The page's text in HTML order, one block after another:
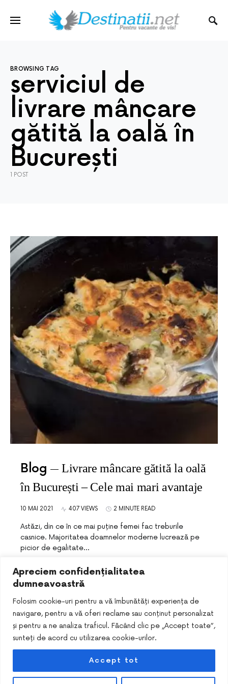
Apreciem confidențialitatea
dumneavoastră
Folosim cookie-uri pentru a vă îmbunătăți experiența de
navigare, pentru a vă oferi reclame sau conținut personalizat
și pentru a ne analiza traficul. Făcând clic pe „Accept toate”,
sunteți de acord cu utilizarea cookie-urilor.
Accept tot
BROWSING TAG
serviciul de
livrare mâncare
gătită la oală în
București
1 POST
Blog
Livrare mâncare gătită la oală
în București – Cele mai mari avantaje
10 MAI 2021 407 VIEWS 2 MINUTE READ
Astăzi, din ce în ce mai puține femei fac treburile
casnice. Majoritatea doamnelor moderne lucrează pe
picior de egalitate…
DESIGNED & DEVELOPED BYSMART SEO PACK